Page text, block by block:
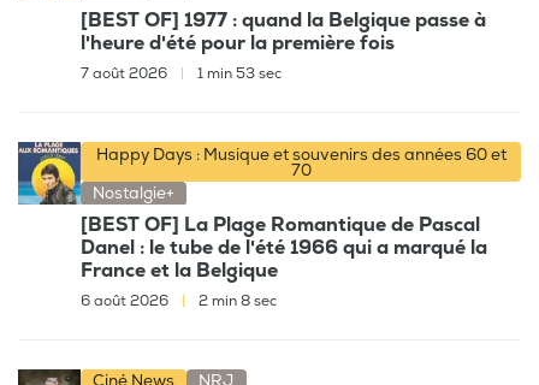
[BEST OF] 1977 : quand la Belgique passe à
l'heure d'été pour la première fois
7 août 2026 1 min 53 sec
Happy Days : Musique et souvenirs des années 60 et
70
Nostalgie+
[BEST OF] La Plage Romantique de Pascal
Danel : le tube de l'été 1966 qui a marqué la
France et la Belgique
6 août 2026 2 min 8 sec